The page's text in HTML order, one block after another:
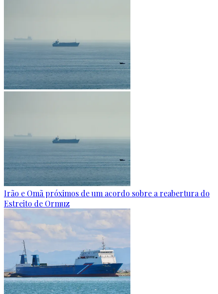
Irão e Omã próximos de um acordo sobre a reabertura do
Estreito de Ormuz